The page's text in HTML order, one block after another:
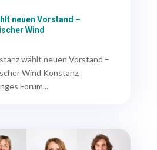
neuen Vorstand –
Wind
wählt neuen Vorstand –
Wind Konstanz,
Forum...